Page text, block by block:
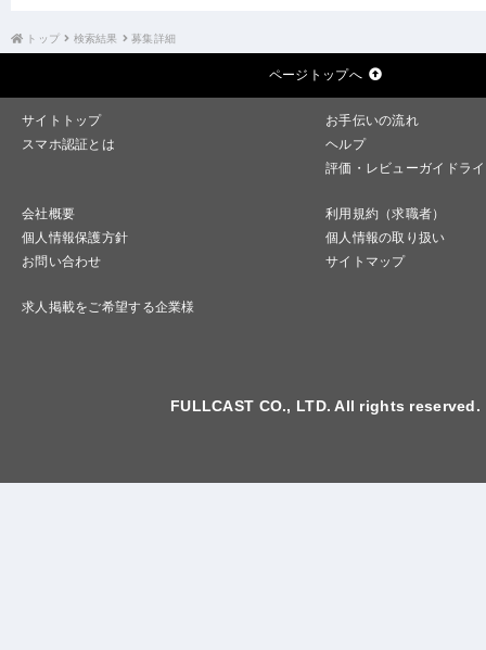
トップ 検索結果 募集詳細
ページトップへ
サイトトップ
お手伝いの流れ
スマホ認証とは
ヘルプ
評価・レビューガイドラ
会社概要
利用規約（求職者）
個人情報保護方針
個人情報の取り扱い
お問い合わせ
サイトマップ
求人掲載をご希望する企業様
FULLCAST CO., LTD. All rights reserved.